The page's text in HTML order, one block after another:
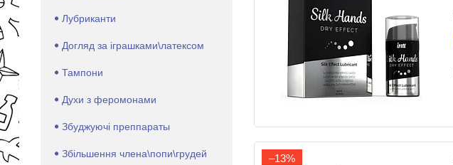
–13%
Лубриканти
Догляд за іграшками\латексом
Тампони
Духи з феромонами
Збуджуючі преппараты
Збільшення члена\попи\грудей